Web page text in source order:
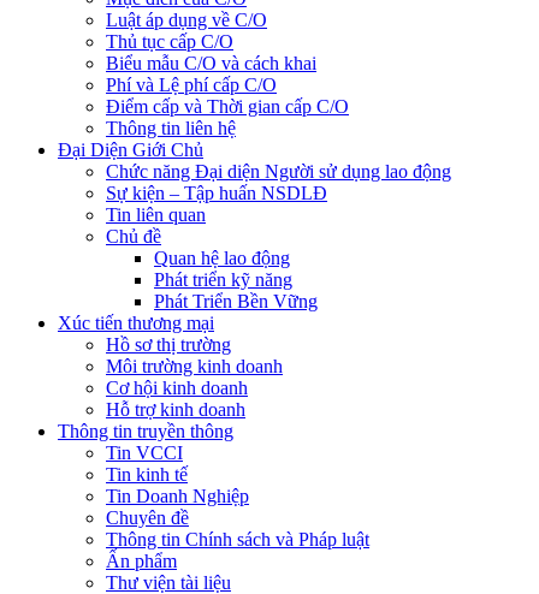
Luật áp dụng về C/O
Thủ tục cấp C/O
Biểu mẫu C/O và cách khai
Phí và Lệ phí cấp C/O
Điểm cấp và Thời gian cấp C/O
Thông tin liên hệ
Đại Diện Giới Chủ
Chức năng Đại diện Người sử dụng lao động
Sự kiện – Tập huấn NSDLĐ
Tin liên quan
Chủ đề
Quan hệ lao động
Phát triển kỹ năng
Phát Triển Bền Vững
Xúc tiến thương mại
Hồ sơ thị trường
Môi trường kinh doanh
Cơ hội kinh doanh
Hỗ trợ kinh doanh
Thông tin truyền thông
Tin VCCI
Tin kinh tế
Tin Doanh Nghiệp
Chuyên đề
Thông tin Chính sách và Pháp luật
Ấn phẩm
Thư viện tài liệu